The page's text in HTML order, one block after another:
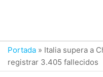
Portada » Italia supera a
registrar 3.405 fallecidos